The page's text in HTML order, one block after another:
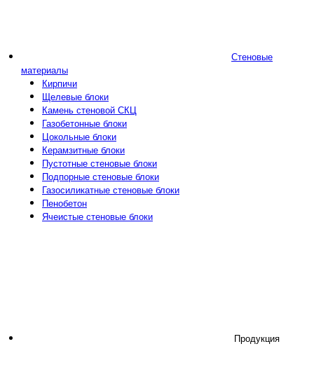
Стеновые
материалы
Кирпичи
Щелевые блоки
Камень стеновой СКЦ
Газобетонные блоки
Цокольные блоки
Керамзитные блоки
Пустотные стеновые блоки
Подпорные стеновые блоки
Газосиликатные стеновые блоки
Пенобетон
Ячеистые стеновые блоки
Продукция